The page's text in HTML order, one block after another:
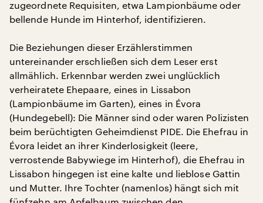
zugeordnete Requisiten, etwa Lampionbäume oder
bellende Hunde im Hinterhof, identifizieren.
Die Beziehungen dieser Erzählerstimmen
untereinander erschließen sich dem Leser erst
allmählich. Erkennbar werden zwei unglücklich
verheiratete Ehepaare, eines in Lissabon
(Lampionbäume im Garten), eines in Évora
(Hundegebell): Die Männer sind oder waren Polizisten
beim berüchtigten Geheimdienst PIDE. Die Ehefrau in
Évora leidet an ihrer Kinderlosigkeit (leere,
verrostende Babywiege im Hinterhof), die Ehefrau in
Lissabon hingegen ist eine kalte und lieblose Gattin
und Mutter. Ihre Tochter (namenlos) hängt sich mit